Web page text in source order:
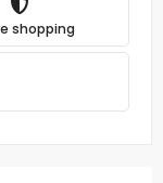
shopping